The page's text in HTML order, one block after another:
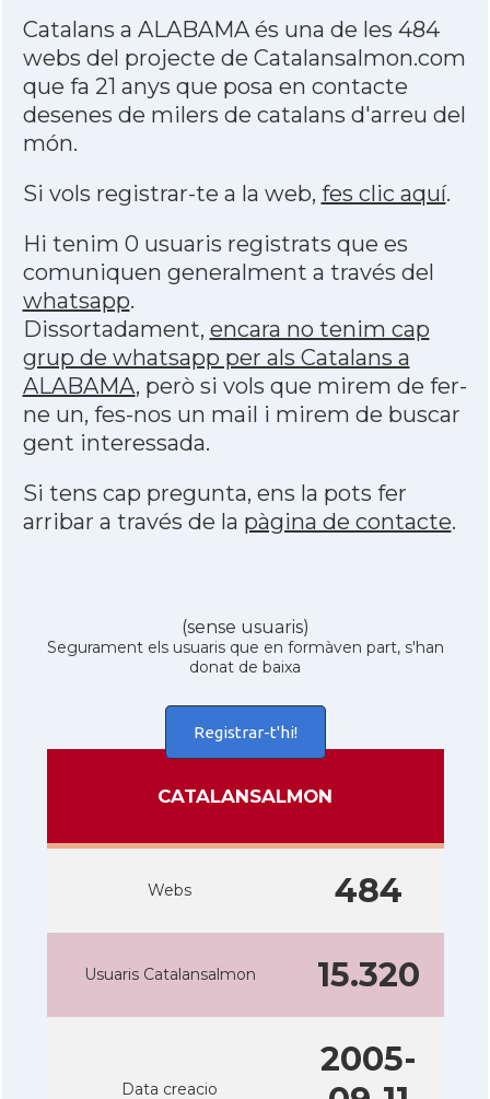
Catalans a ALABAMA és una de les 484
webs del projecte de Catalansalmon.com
que fa 21 anys que posa en contacte
desenes de milers de catalans d'arreu del
món.
Si vols registrar-te a la web, fes clic aquí.
Hi tenim 0 usuaris registrats que es
comuniquen generalment a través del
whatsapp.
Dissortadament, encara no tenim cap
grup de whatsapp per als Catalans a
ALABAMA, però si vols que mirem de fer-
ne un, fes-nos un mail i mirem de buscar
gent interessada.
Si tens cap pregunta, ens la pots fer
arribar a través de la pàgina de contacte.
(sense usuaris)
Segurament els usuaris que en formàven part, s'han
donat de baixa
Registrar-t'hi!
CATALANSALMON
Webs 484
Usuaris Catalansalmon 15.320
Data creacio
2005-